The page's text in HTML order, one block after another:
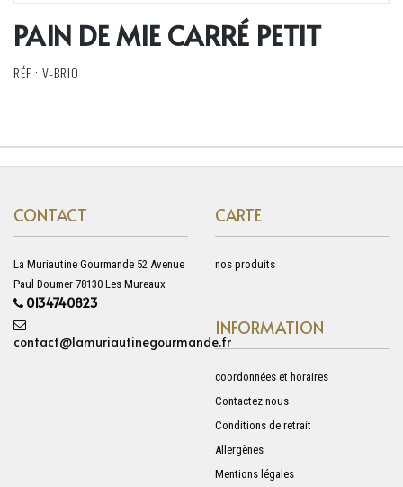
PAIN DE MIE CARRÉ PETIT
RÉF : V-BRIO
CONTACT
La Muriautine Gourmande 52 Avenue
Paul Doumer 78130 Les Mureaux
0134740823
contact@lamuriautinegourmande.fr
CARTE
nos produits
INFORMATION
coordonnées et horaires
Contactez nous
Conditions de retrait
Allergènes
Mentions légales